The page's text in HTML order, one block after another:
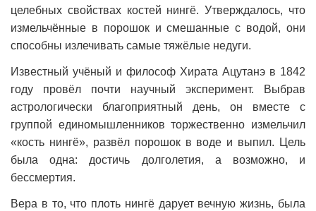
целебных свойствах костей нингё. Утверждалось, что
измельчённые в порошок и смешанные с водой, они
способны излечивать самые тяжёлые недуги.
Известный учёный и философ Хирата Ацутанэ в 1842
году провёл почти научный эксперимент. Выбрав
астрологически благоприятный день, он вместе с
группой единомышленников торжественно измельчил
«кость нингё», развёл порошок в воде и выпил. Цель
была одна: достичь долголетия, а возможно, и
бессмертия.
Вера в то, что плоть нингё дарует вечную жизнь, была